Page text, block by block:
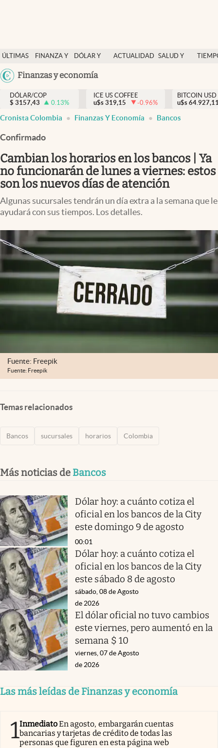
ÚLTIMAS
NOTICIAS
FINANZA Y
DÓLAR Y
ACTUALIDAD SALUD Y
México
Finanzas y economía
Salud y nutrición
Vida espiritual
Actualidad
Colombia
DÓLAR/COP
$ 3157,43 0.13%
ICE US COFFEE
u$s 319,15 -0.96%
BITCOIN USD
u$s
Cronista Colombia Finanzas Y Economía Bancos
Confirmado
Cambian los horarios en los bancos | Ya
no funcionarán de lunes a viernes: estos
son los nuevos días de atención
Algunas sucursales tendrán un día extra a la semana que le
ayudará con sus tiempos. Los detalles.
Fuente: Freepik
Fuente: Freepik
Temas relacionados
Bancos sucursales horarios Colombia
Más noticias de Bancos
Dólar hoy: a cuánto cotiza el
oficial en los bancos de la City
este domingo 9 de agosto
00:01
Dólar hoy: a cuánto cotiza el
oficial en los bancos de la City
este sábado 8 de agosto
sábado, 08 de Agosto
de 2026
El dólar oficial no tuvo cambios
este viernes, pero aumentó en la
semana $ 10
viernes, 07 de Agosto
de 2026
Las más leídas de Finanzas y economía
1InmediatoEn agosto, embargarán cuentas
bancarias y tarjetas de crédito de todas las
personas que figuren en esta página web